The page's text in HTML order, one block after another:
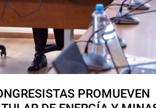
PROMUEVEN